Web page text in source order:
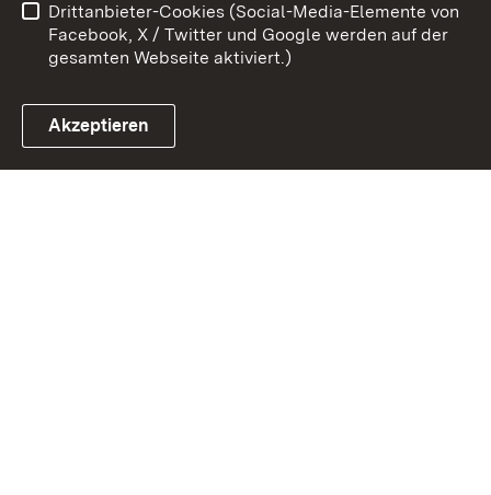
Link zum Landesportal
Impressum
Cookies
Drittanbieter-Cookies (Social-Media-Elemente von
Facebook, X / Twitter und Google werden auf der
gesamten Webseite aktiviert.)
Akzeptieren